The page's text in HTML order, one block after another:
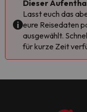
Dieser
Lasst euch das
eure Reisedaten
ausgewählt.
für kurze Zeit